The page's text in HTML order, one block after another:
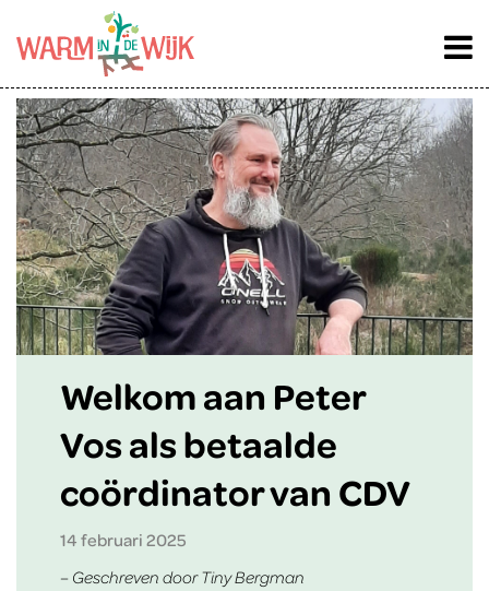
Welkom aan Peter
Vos als betaalde
coördinator van CDV
14 februari 2025
– Geschreven door Tiny Bergman